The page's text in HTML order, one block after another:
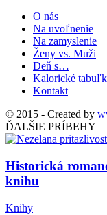
O nás
Na uvoľnenie
Na zamyslenie
Ženy vs. Muži
Deň s…
Kalorické
Kontakt
© 2015 - Created by
ĎALŠIE PRÍBEHY
Historická
knihu
Knihy